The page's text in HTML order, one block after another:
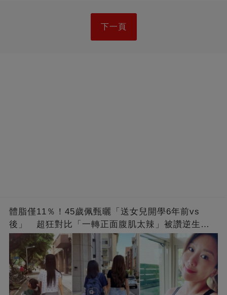
下一頁
體脂僅11％！45歲佩甄曬「送女兒開學6年前vs
後」 超狂對比「一轉正面腹肌太辣」被讚逆生
長：媽媽變姊姊❤